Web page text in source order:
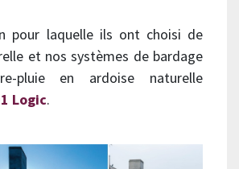
pour laquelle ils ont choisi de
et nos systèmes de bardage
pluie en ardoise naturelle
Logic.